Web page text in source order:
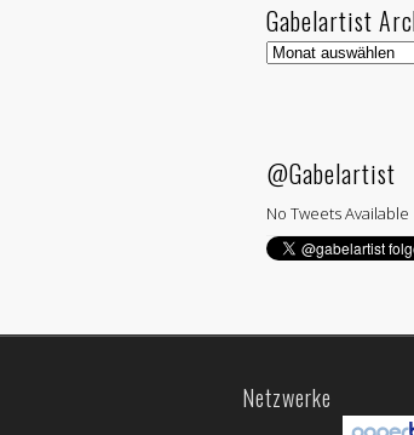
Gabelartist
Gabelartist
@Gabelartist
No Tweets Available
Netzwerke